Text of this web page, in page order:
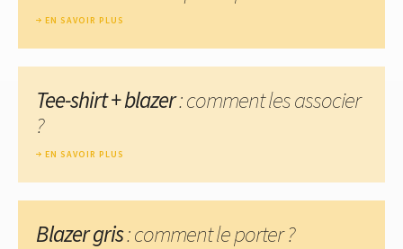
EN SAVOIR PLUS
Tee-shirt + blazer: comment les associer
?
EN SAVOIR PLUS
Blazer gris: comment le porter ?